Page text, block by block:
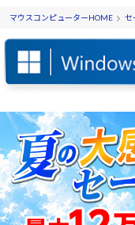
デスクトップPC
ノートPC
サーバー
ワークステーショ
ディスプレイ
G
マウスコンピューターHOME セ